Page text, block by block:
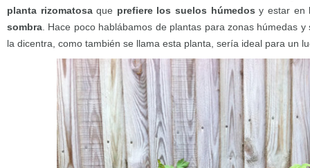
planta rizomatosaque prefiere los suelos húmedos y estar en
sombra . Hace poco hablábamos de plantas para zonas húmedas
la dicentra, como también se llama esta planta, sería ideal para un